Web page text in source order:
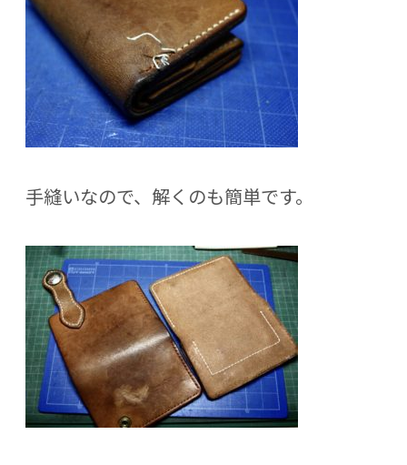
手縫いなので、解くのも簡単です。